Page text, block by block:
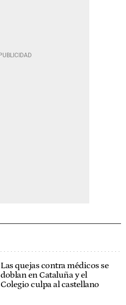
Las quejas contra médicos se
doblan en Cataluña y el
Colegio culpa al castellano